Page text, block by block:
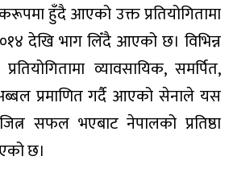
हुँदै आएको उक्त प्रतियोगितामा
देखि भाग लिँदै आएको छ। विभिन्न
व्यावसायिक, समर्पित,
प्रमाणित गर्दै आएको सेनाले यस
सफल भएबाट नेपालको प्रतिष्ठा
छ।